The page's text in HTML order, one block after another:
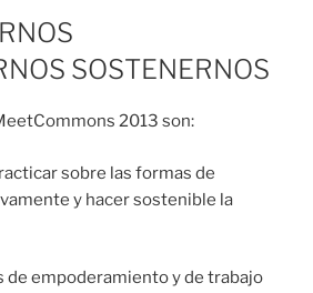
SOSTENERNOS
2013 son:
sobre las formas de
y hacer sostenible la
de empoderamiento y de trabajo